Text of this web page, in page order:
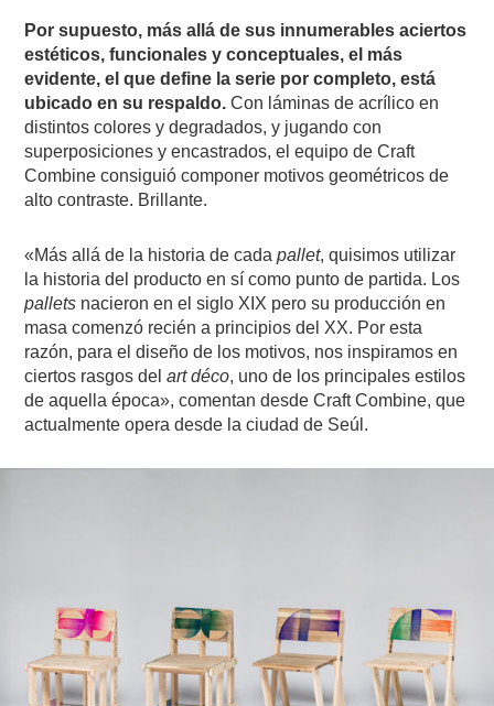
Por supuesto, más allá de sus innumerables aciertos
estéticos, funcionales y conceptuales, el más
evidente, el que define la serie por completo, está
ubicado en su respaldo. Con láminas de acrílico en
distintos colores y degradados, y jugando con
superposiciones y encastrados, el equipo de Craft
Combine consiguió componer motivos geométricos de
alto contraste. Brillante.
«Más allá de la historia de cadapallet, quisimos utilizar
la historia del producto en sí como punto de partida. Los
pallets nacieron en el siglo XIX pero su producción en
masa comenzó recién a principios del XX. Por esta
razón, para el diseño de los motivos, nos inspiramos en
ciertos rasgos delart déco, uno de los principales estilos
de aquella época», comentan desde Craft Combine, que
actualmente opera desde la ciudad de Seúl.